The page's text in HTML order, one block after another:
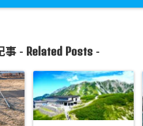
事 - Related Posts-